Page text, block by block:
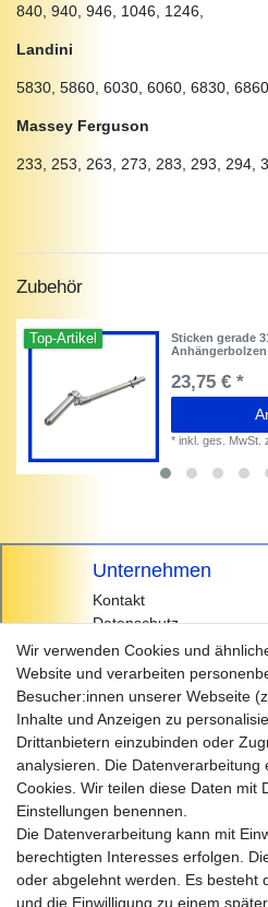
840, 940, 946, 1046, 1246,
Landini
5830, 5860, 6030, 6060, 6830,
Massey Ferguson
233, 253, 263, 273, 283, 293, 294,
Zubehör
Top-Artikel
Sticken gerade
23,75 € *
*inkl. ges. MwSt.
Unternehmen
Kontakt
Datenschutz
AGB
Impressum
Einkaufen
Zahlungsarten
Versandarten & -kosten
Widerrufsrecht
Warenkorb
Zur Kasse
Hilfe
Wir verwenden Cookies und
Website und verarbeiten
Besucher:innen unserer Webseite
Inhalte und Anzeigen zu
Drittanbietern einzubinden oder
analysieren. Die Datenverarbeitung
Cookies. Wir teilen diese Daten mit
Einstellungen benennen.
Die Datenverarbeitung kann mit
berechtigten Interesses erfolgen.
oder abgelehnt werden. Es besteht
und die Einwilligung zu einem